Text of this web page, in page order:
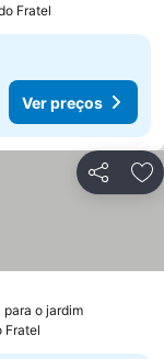
Fratel
Ver preços
Partilhar
o jardimVer
Fratel